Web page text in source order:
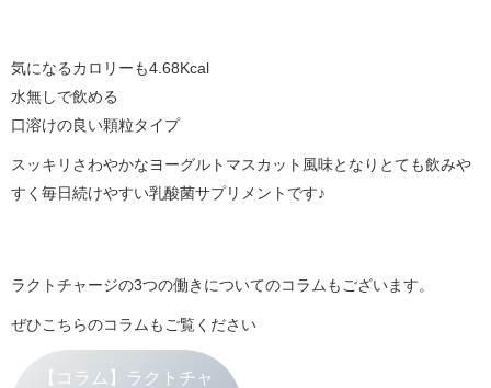
気になるカロリーも4.68Kcal
水無しで飲める
口溶けの良い顆粒タイプ
スッキリさわやかなヨーグルトマスカット風味となりとても飲みや
すく毎日続けやすい乳酸菌サプリメントです♪
ラクトチャージの3つの働きについてのコラムもございます。
ぜひこちらのコラムもご覧ください
【コラム】ラクトチャ